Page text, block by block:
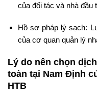
của đối tác và nhà
Hồ sơ pháp lý sạch:
của cơ quan quản lý
Lý do nên chọn
toàn tại Nam Định
HTB